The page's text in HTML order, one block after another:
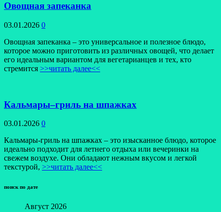
Овощная запеканка
03.01.2026 0
Овощная запеканка – это универсальное и полезное блюдо,
которое можно приготовить из различных овощей, что делает
его идеальным вариантом для вегетарианцев и тех, кто
стремится >>читать далее<<
Кальмары–гриль на шпажках
03.01.2026 0
Кальмары-гриль на шпажках – это изысканное блюдо, которое
идеально подходит для летнего отдыха или вечеринки на
свежем воздухе. Они обладают нежным вкусом и легкой
текстурой, >>читать далее<<
поиск по дате
Август 2026